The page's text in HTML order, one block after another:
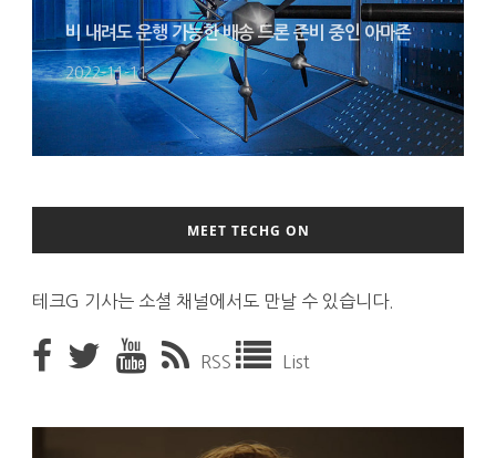
비 내려도 운행 가능한 배송 드론 준비 중인 아마존
2022-11-11
MEET TECHG ON
테크G 기사는 소셜 채널에서도 만날 수 있습니다.
RSS List